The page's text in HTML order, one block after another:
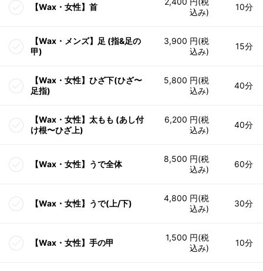
【Wax・女性】首
込み)
10分
【Wax・メンズ】足 (指&足の
甲)
3,900 円(税
込み)
15分
【Wax・女性】ひざ下(ひざ〜
足指)
5,800 円(税
込み)
40分
【Wax・女性】太もも (あし付
け根〜ひざ上)
6,200 円(税
込み)
40分
【Wax・女性】うで全体
8,500 円(税
込み)
60分
【Wax・女性】うで(上/下)
4,800 円(税
込み)
30分
【Wax・女性】手の甲
1,500 円(税
込み)
10分